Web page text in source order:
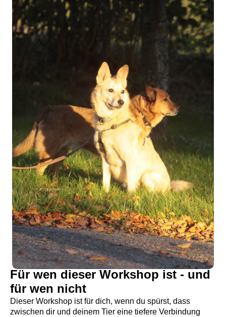
Für wen dieser Workshop ist - und
für wen nicht
Dieser Workshop ist für dich, wenn du spürst, dass
zwischen dir und deinem Tier eine tiefere Verbindung